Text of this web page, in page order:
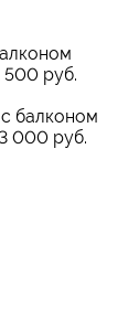
500 руб.
балконом
000 руб.